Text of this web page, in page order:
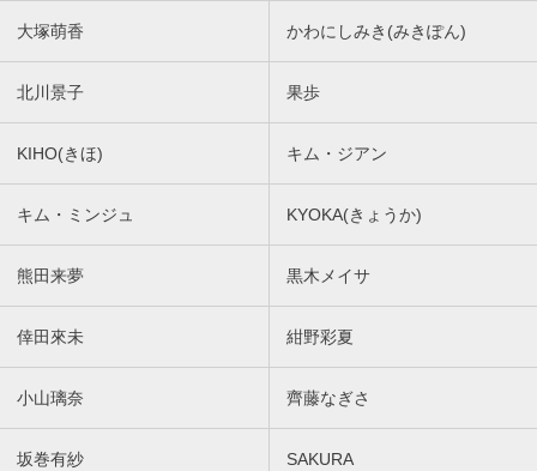
大塚萌香 かわにしみき(みきぽん)
北川景子 果歩
KIHO(きほ) キム・ジアン
キム・ミンジュ KYOKA(きょうか)
熊田来夢 黒木メイサ
倖田來未 紺野彩夏
小山璃奈 齊藤なぎさ
坂巻有紗 SAKURA